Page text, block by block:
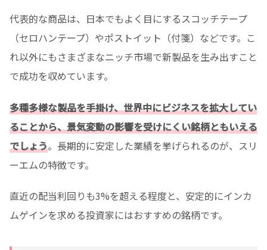
代表的な商品は、日本でもよく目にするスコッチテープ
（セロハンテープ）やポストイット（付箋）などです。こ
れ以外にもさまざまなニッチ市場で新製品を生み出すこと
で成功を収めています。
多種多様な製品を手掛け、世界中にビジネスを拡大してい
ることから、景気変動の影響を受けにくい銘柄ともいえる
でしょう。長期的に安定した業績を挙げられるのが、スリ
ーエムの特徴です。
直近の配当利回りも3%を超える程度と、安定的にインカ
ムゲインを求める投資家にはおすすめの銘柄です。